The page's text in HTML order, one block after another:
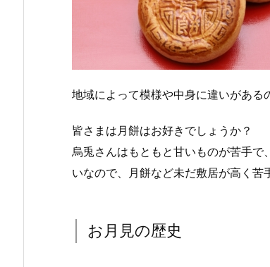
地域によって模様や中身に違いがある
皆さまは月餅はお好きでしょうか？
烏兎さんはもともと甘いものが苦手
いなので、月餅など未だ敷居が高く
お月見の歴史